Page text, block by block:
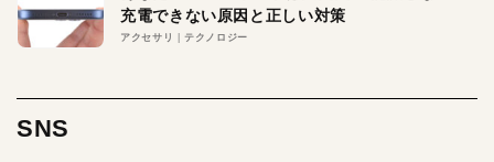
充電できない原因と正しい対策
アクセサリ テクノロジー
SNS